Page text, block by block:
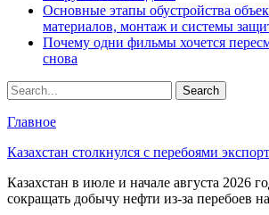
Основные этапы обустройства
материалов, монтаж и системы
Почему одни фильмы хочется
снова
Главное
Казахстан столкнулся с перебоями
Казахстан в июле и начале августа 2026
сокращать добычу нефти из-за перебоев